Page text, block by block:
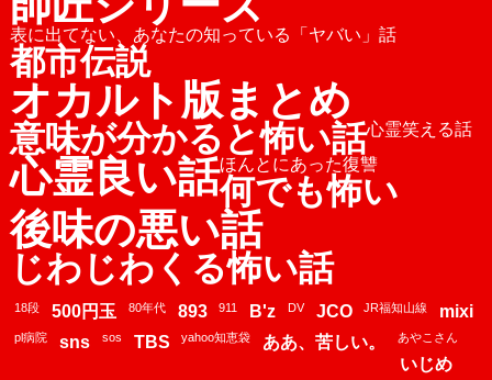
表に出てない、あなたの知っている「ヤバい」話
都市伝説
オカルト版まとめ
意味が分かると怖い話心霊笑える話
心霊良い話ほんとにあった復讐
何でも怖い
後味の悪い話
じわじわくる怖い話
18段 500円玉 80年代 893 911 B'z DV JCO JR福知山線 mixi
pl病院 sns sos TBS yahoo知恵袋 ああ、苦しい。 あやこさん
いじめ